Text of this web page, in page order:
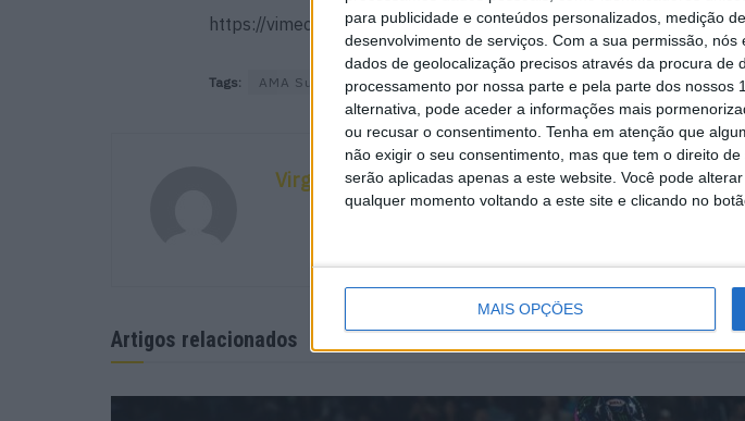
para publicidade e conteúdos personalizados, medição
desenvolvimento de serviços. Com a sua permissão, nós
dados de geolocalização precisos através da procura de
processamento por nossa parte e pela parte dos nossos
alternativa, pode aceder a informações mais
ou recusar o consentimento. Tenha em atenção que
não exigir o seu consentimento, mas que tem o direito
serão aplicadas apenas a este website. Você pode
qualquer momento voltando a este site e clicando no
MAIS OPÇÕES
https://vimeo.com/160880598
Tags: AMA Supercross Cole Seely Trey Canard
Virgílio Machado
Artigos relacionados